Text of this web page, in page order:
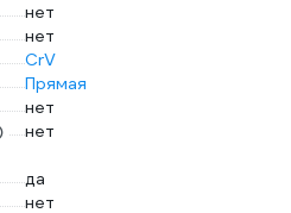
нет
нет
CrV
Прямая
нет
нет
да
нет